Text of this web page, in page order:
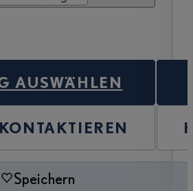
AUSWÄHLEN
Speichern